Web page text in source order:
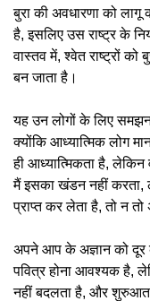
बुरा की अवधारणा को
है, इसलिए उस राष्ट्र के
वास्तव में, श्वेत राष्ट्रों को
बन जाता है।
यह उन लोगों के लिए
क्योंकि आध्यात्मिक लोग
ही आध्यात्मिकता है,
मैं इसका खंडन नहीं करता,
प्राप्त कर लेता है, तो न तो
अपने आप के अज्ञान को
पवित्र होना आवश्यक है,
नहीं बदलता है, और